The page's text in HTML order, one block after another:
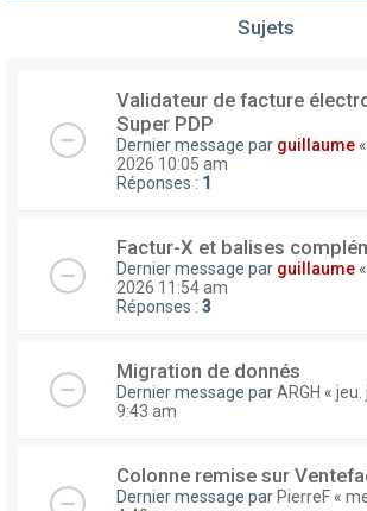
Sujets
Validateur de facture
Super PDP
Dernier message par guillaume «
2026 10:05 am
Réponses : 1
Factur-X et balises
Dernier message par guillaume «
2026 11:54 am
Réponses : 3
Migration de donnés
Dernier message parARGH « jeu.
9:43 am
Colonne remise sur
Dernier message par PierreF «